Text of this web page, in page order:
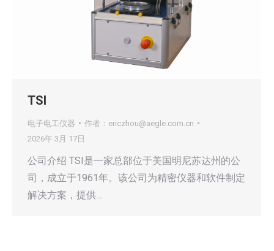
TSI
电子电工仪器 作者： ericzhou@aegle.com.cn
2026年 3月 17日
公司介绍 TSI是一家总部位于美国明尼苏达州的公
司，成立于1961年。该公司为精密仪器和软件制定
解决方案，提供…